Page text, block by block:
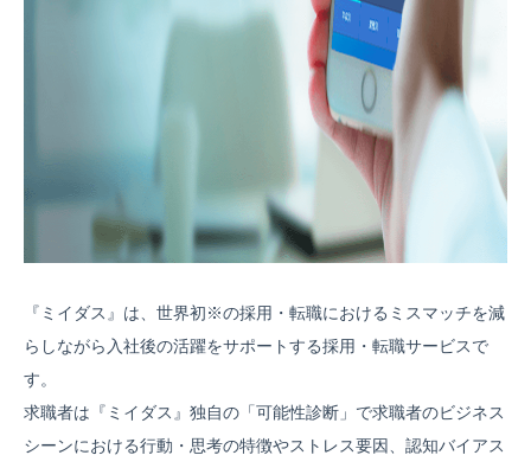
『ミイダス』は、世界初※の採用・転職におけるミスマッチを減
らしながら入社後の活躍をサポートする採用・転職サービスで
す。
求職者は『ミイダス』独自の「可能性診断」で求職者のビジネス
シーンにおける行動・思考の特徴やストレス要因、認知バイアス